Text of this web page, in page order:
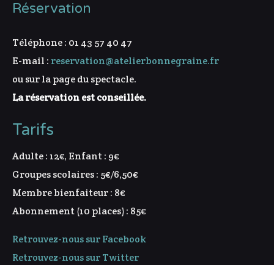
Réservation
Téléphone : 01 43 57 40 47
E-mail : reservation@atelierbonnegraine.fr
ou sur la page du spectacle.
La réservation est conseillée.
Tarifs
Adulte : 12€, Enfant : 9€
Groupes scolaires : 5€/6,50€
Membre bienfaiteur : 8€
Abonnement (10 places) : 85€
Retrouvez-nous sur Facebook
Retrouvez-nous sur Twitter